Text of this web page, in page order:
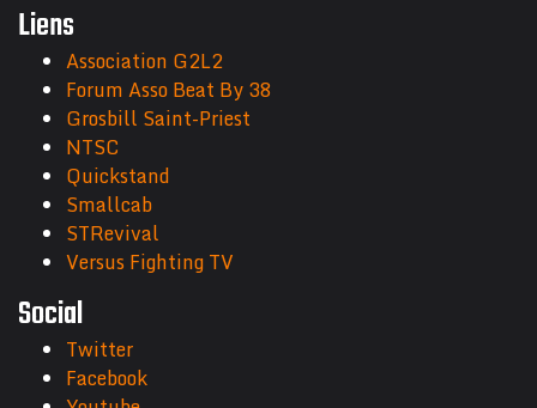
Liens
Association G2L2
Forum Asso Beat By 38
Grosbill Saint-Priest
NTSC
Quickstand
Smallcab
STRevival
Versus Fighting TV
Social
Twitter
Facebook